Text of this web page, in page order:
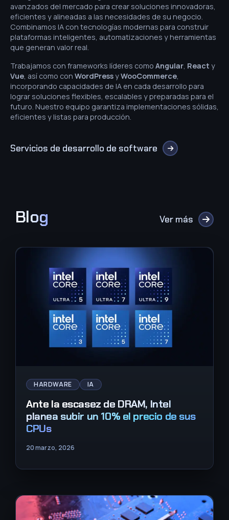
avanzados del mercado para crear soluciones innovadoras,
eficientes y alineadas a las necesidades de su negocio.
Combinamos IA con tecnologías modernas para construir
plataformas inteligentes, automatizaciones y herramientas
que generan valor real.
Trabajamos con frameworks líderes como Angular, React y
Vue, así como con WordPressyWooCommerce,
incorporando capacidades de IA en cada desarrollo para
lograr soluciones flexibles, escalables y preparadas para el
futuro. Nuestro equipo garantiza implementaciones sólidas,
eficientes y listas para producción.
Servicios de desarrollo de software
Blog Ver más
HARDWARE IA
Ante la escasez de DRAM, Intel
planea subir un 10% el precio de sus
CPUs
20 marzo, 2026